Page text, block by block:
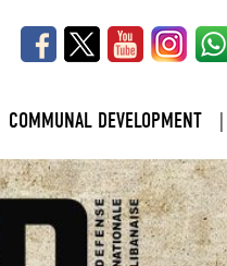
COMMUNAL DEVELOPMENT